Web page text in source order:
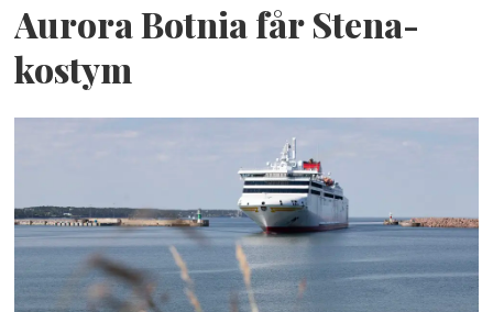
Aurora Botnia får Stena-
kostym